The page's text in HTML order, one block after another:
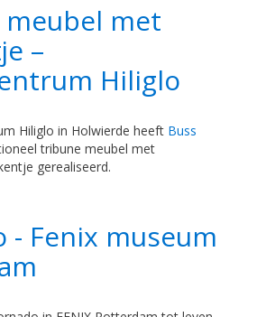
met
–
Hiliglo
Hiliglo in Holwierde heeft Buss
tribune meubel met
gerealiseerd.
- Fenix museum